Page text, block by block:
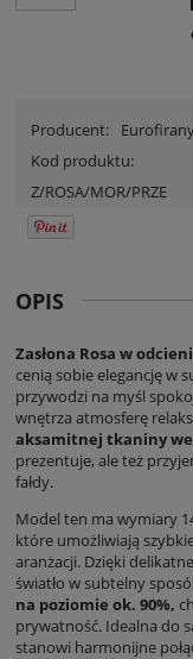
Producent:
Kod produktu:
Z/ROSA/MOR/PRZE
OPIS
Zasłona Rosa w
cenią sobie elegancję w
przywodzi na myśl
wnętrza atmosferę
aksamitnej tkaniny
prezentuje, ale też
fałdy.
Model ten ma wymiary
które umożliwiają
aranżacji. Dzięki
światło w subtelny
na poziomie ok. 90%,
prywatność. Idealna do
stanowi harmonijne